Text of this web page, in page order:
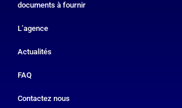
documents à fournir
L’agence
Actualités
FAQ
Contactez nous